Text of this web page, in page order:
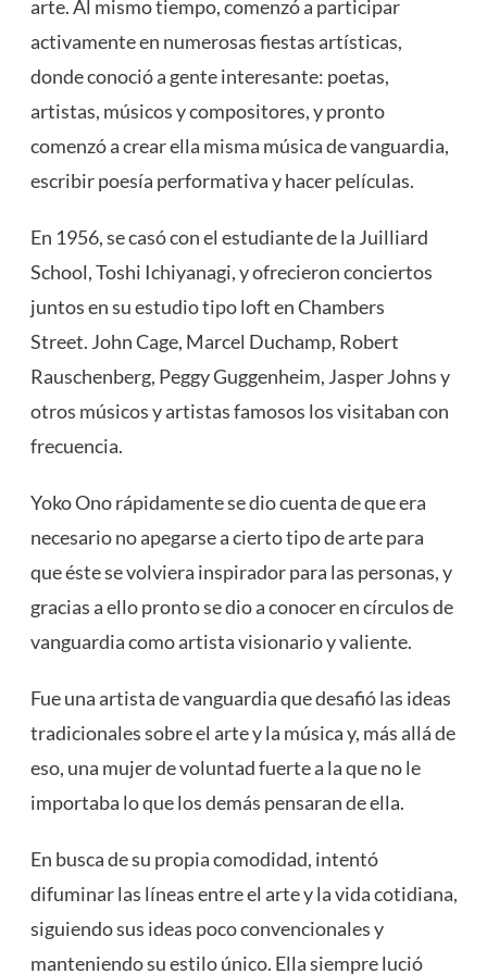
arte. Al mismo tiempo, comenzó a participar
activamente en numerosas fiestas artísticas,
donde conoció a gente interesante: poetas,
artistas, músicos y compositores, y pronto
comenzó a crear ella misma música de vanguardia,
escribir poesía performativa y hacer películas.
En 1956, se casó con el estudiante de la Juilliard
School, Toshi Ichiyanagi, y ofrecieron conciertos
juntos en su estudio tipo loft en Chambers
Street. John Cage, Marcel Duchamp, Robert
Rauschenberg, Peggy Guggenheim, Jasper Johns y
otros músicos y artistas famosos los visitaban con
frecuencia.
Yoko Ono rápidamente se dio cuenta de que era
necesario no apegarse a cierto tipo de arte para
que éste se volviera inspirador para las personas, y
gracias a ello pronto se dio a conocer en círculos de
vanguardia como artista visionario y valiente.
Fue una artista de vanguardia que desafió las ideas
tradicionales sobre el arte y la música y, más allá de
eso, una mujer de voluntad fuerte a la que no le
importaba lo que los demás pensaran de ella.
En busca de su propia comodidad, intentó
difuminar las líneas entre el arte y la vida cotidiana,
siguiendo sus ideas poco convencionales y
manteniendo su estilo único. Ella siempre lució